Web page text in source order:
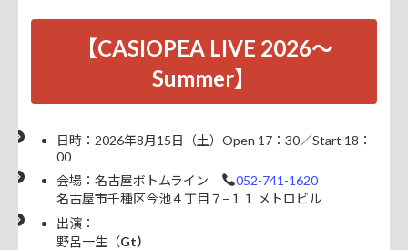
【CASIOPEA LIVE 2026～
Summer】
日時：2026年8月15日（土）Open 17：30／Start 18：
00
会場：名古屋ボトムライン
052-741-1620
名古屋市千種区今池４丁目７−１１ メトロビル
出演：
野呂一生（Gt）